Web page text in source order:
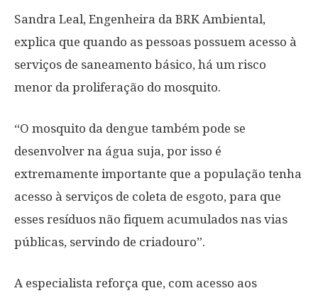
Sandra Leal, Engenheira da BRK Ambiental,
explica que quando as pessoas possuem acesso à
serviços de saneamento básico, há um risco
menor da proliferação do mosquito.
“O mosquito da dengue também pode se
desenvolver na água suja, por isso é
extremamente importante que a população tenha
acesso à serviços de coleta de esgoto, para que
esses resíduos não fiquem acumulados nas vias
públicas, servindo de criadouro”.
A especialista reforça que, com acesso aos